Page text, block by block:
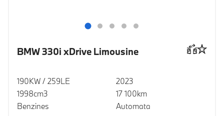
BMW 330i xDrive Limousine
190KW / 259LE
1998cm3
Benzines
2023
17 100km
Automata